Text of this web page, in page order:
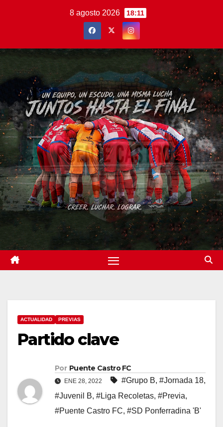
8 agosto 2026 18:11
ACTUALIDAD PREVIAS
Partido clave
Por Puente Castro FC
ENE 28, 2022 #Grupo B, #Jornada 18,
#Juvenil B, #Liga Recoletas, #Previa,
#Puente Castro FC, #SD Ponferradina 'B'